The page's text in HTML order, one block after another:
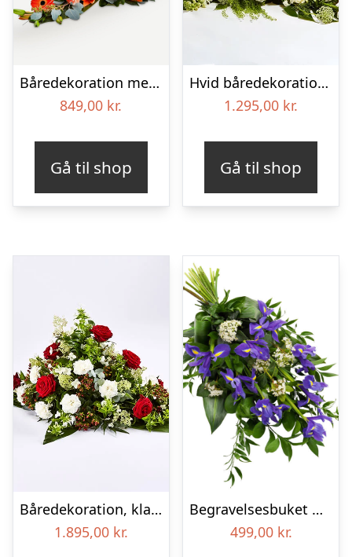
Båredekoration med bånd
849,00 kr.
Gå til shop
Hvid båredekoration – Blomster til begravelse
1.295,00 kr.
Gå til shop
Båredekoration, klassisk – Blomster til begravelse
1.895,00 kr.
Begravelses­buket med iris
499,00 kr.